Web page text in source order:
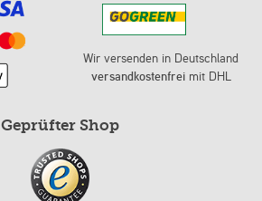
Wir versenden in Deutschland
versandkostenfreimit DHL
Geprüfter Shop